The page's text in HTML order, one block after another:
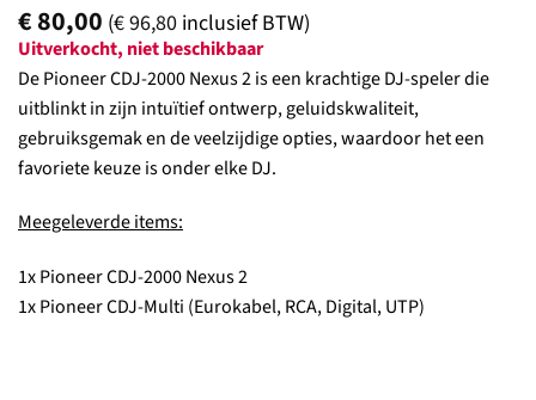
€80,00 (€96,80 inclusief BTW)
Uitverkocht, niet beschikbaar
De Pioneer CDJ-2000 Nexus 2 is een krachtige DJ-speler die
uitblinkt in zijn intuïtief ontwerp, geluidskwaliteit,
gebruiksgemak en de veelzijdige opties, waardoor het een
favoriete keuze is onder elke DJ.
Meegeleverde items:
1x Pioneer CDJ-2000 Nexus 2
1x Pioneer CDJ-Multi (Eurokabel, RCA, Digital, UTP)